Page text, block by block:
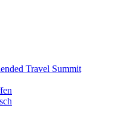
Travel Summit